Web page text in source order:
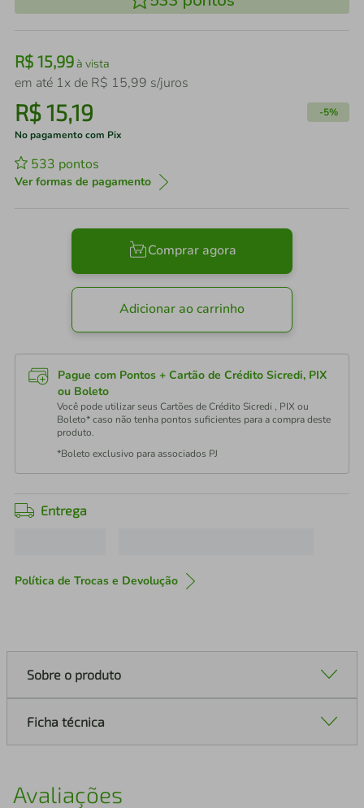
R$ 15,99à vista
em até 1x de R$ 15,99 s/juros
R$15,19 -5%
No pagamento com Pix
533 pontos
Ver formas de pagamento
Comprar agora
Adicionar ao carrinho
Pague com Pontos + Cartão de Crédito Sicredi, PIX
ou Boleto
Você pode utilizar seus Cartões de Crédito Sicredi , PIX ou
Boleto* caso não tenha pontos suficientes para a compra deste
produto.
*Boleto exclusivo para associados PJ
Entrega
Política de Trocas e Devolução
Sobre o produto
Ficha técnica
Avaliações